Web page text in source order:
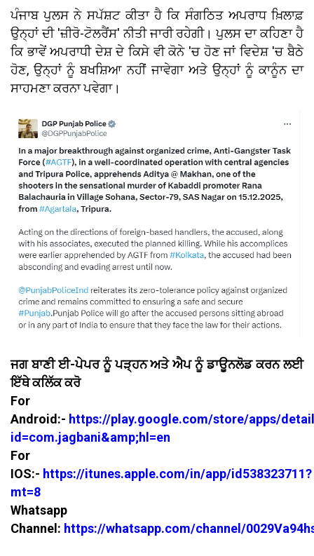
ਪੰਜਾਬ ਪੁਲਸ ਨੇ ਸਪੱਸ਼ਟ ਕੀਤਾ ਹੈ ਕਿ ਸੰਗਠਿਤ ਅਪਰਾਧ ਖ਼ਿਲਾਫ਼
ਉਨ੍ਹਾਂ ਦੀ 'ਜ਼ੀਰੋ-ਟੋਲਰੈਂਸ' ਨੀਤੀ ਜਾਰੀ ਰਹੇਗੀ। ਪੁਲਸ ਦਾ ਕਹਿਣਾ ਹੈ
ਕਿ ਭਾਵੇਂ ਅਪਰਾਧੀ ਦੇਸ਼ ਦੇ ਕਿਸੇ ਵੀ ਕੋਨੇ 'ਚ ਹੋਣ ਜਾਂ ਵਿਦੇਸ਼ 'ਚ ਬੈਠੇ
ਹੋਣ, ਉਨ੍ਹਾਂ ਨੂੰ ਬਖਸ਼ਿਆ ਨਹੀਂ ਜਾਵੇਗਾ ਅਤੇ ਉਨ੍ਹਾਂ ਨੂੰ ਕਾਨੂੰਨ ਦਾ
ਸਾਹਮਣਾ ਕਰਨਾ ਪਵੇਗਾ।
ਜਗ ਬਾਣੀ ਈ-ਪੇਪਰ ਨੂੰ ਪੜ੍ਹਨ ਅਤੇ ਐਪ ਨੂੰ ਡਾਊਨਲੋਡ ਕਰਨ ਲਈ
ਇੱਥੇ ਕਲਿੱਕ ਕਰੋ
For
Android:- https://play.google.com/store/apps/
id=com.jagbani&amp;hl=en
For
IOS:- https://itunes.apple.com/in/app/id538323711?
mt=8
Whatsapp
Channel: https://whatsapp.com/channel/